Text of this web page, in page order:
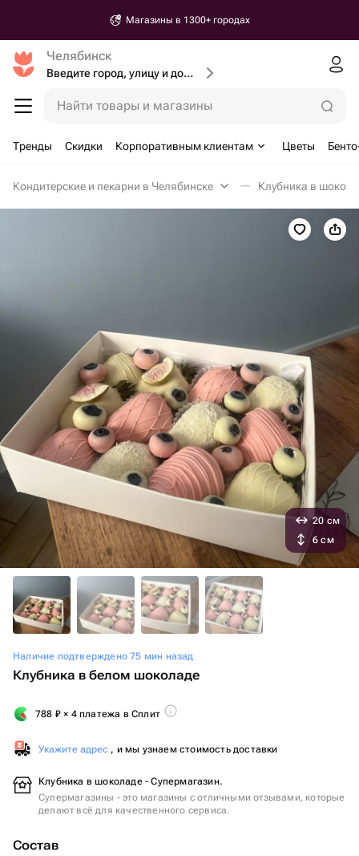
Магазины в 1300+ городах
Челябинск
Введите город, улицу и дом доставки
Найти товары и магазины
Тренды Скидки Корпоративным клиентам Цветы
Кондитерские и пекарни в Челябинске Клубника в
Наличие подтверждено 75 мин назад
Клубника в белом шоколаде
788 ₽ × 4 платежа в Сплит
Укажите адрес , и мы узнаем стоимость доставки
Клубника в шоколаде - Супермагазин.
Супермагазины - это магазины с отличными отзывами, которые
делают всё для качественного сервиса.
Состав
20 см
6 см